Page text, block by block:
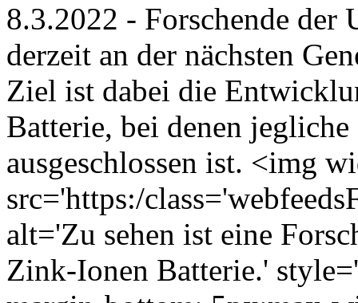
8.3.2022 - Forschende der
derzeit an der nächsten
Ziel ist dabei die
Batterie, bei denen
ausgeschlossen ist. <img
src='https:/
alt='Zu sehen ist eine
Zink-Ionen Batterie.'